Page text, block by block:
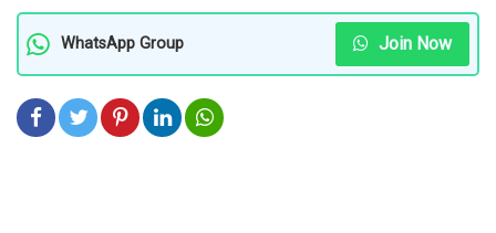
WhatsApp Group Join Now